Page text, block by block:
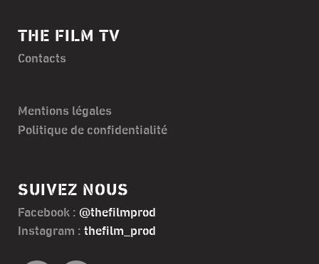
THE FILM TV
Contacts
Mentions légales
Politique de confidentialité
SUIVEZ NOUS
Facebook : @thefilmprod
Instagram : thefilm_prod